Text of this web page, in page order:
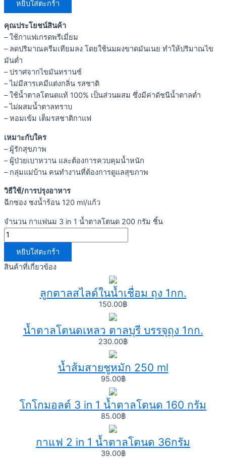
หยิบใส่ตะกร้า
คุณประโยชน์สินค้า
– ใช้กาแฟเกรดพรีเมี่ยม
– ลดปริมาณครีมเทียมลง โดยใช้นมผงขาดมันเนย ทำให้ปริมาณไข
มันต่ำ
– ปราศจากไขมันทรานซ์
– ไม่มีสารเคมีแต่งกลิ่น รสชาติ
– ใช้น้ำตาลโตนดแท้ 100% เป็นส่วนผสม ซึ่งมีค่าดัชนีน้ำตาลต่ำ
– ไม่ผสมน้ำตาลทราบ
– หอมเข้ม เต็มรสชาติกาแฟ
เหมาะกับใคร
– ผู้รักสุขภาพ
– ผู้ป่วยเบาหวาน และต้องการควบคุมน้ำหนัก
– กลุ่มแม่บ้าน คนทำงานที่ต้องการดูแลสุขภาพ
วิธีใช้/การปรุงอาหาร
ฉีกซอง ชงน้ำร้อน 120 ml/แก้ว
จำนวน กาแฟนม 3 in 1 น้ำตาลโตนด 200 กรัม ชิ้น
หยิบใส่ตะกร้า
สินค้าที่เกี่ยวข้อง
ลูกตาลสไลด์ในน้ำเชื่อม ถุง 1กก.
150.00฿
น้ำตาลโตนดเหลว ตาลบุรี บรรจุถุง 1กก.
230.00฿
น้ำส้มสายชูหมัก 250 ml
95.00฿
โกโกมอลต์ 3 in 1 น้ำตาลโตนด 160 กรัม
85.00฿
กาแฟ 2 in 1 น้ำตาลโตนด 36กรัม
39.00฿